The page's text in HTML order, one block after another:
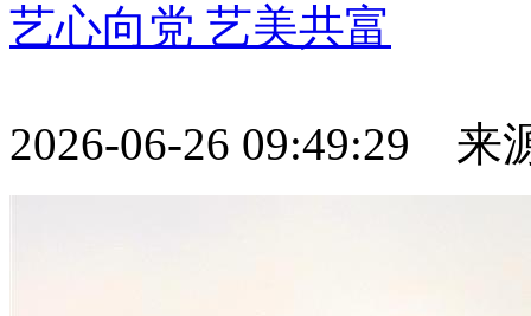
艺心向党 艺美共富
2026-06-26 09:49:29 来